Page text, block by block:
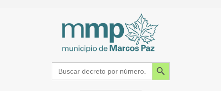
Search
for:
Search Button